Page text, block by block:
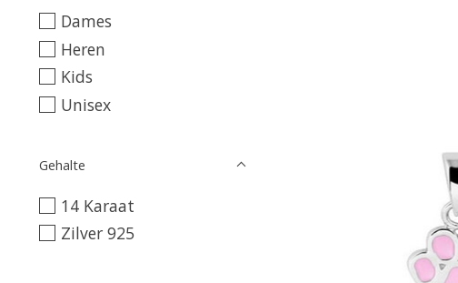
Dames
Heren
Kids
Unisex
Gehalte
14 Karaat
Zilver 925